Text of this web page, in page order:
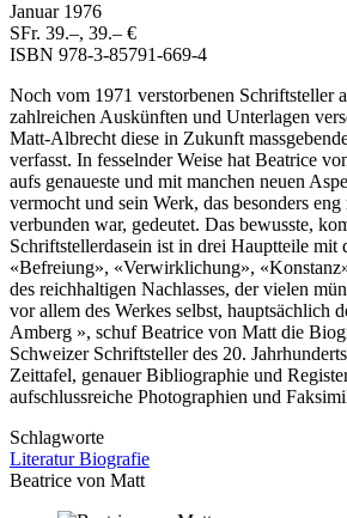
Januar 1976
SFr. 39.–, 39.– €
ISBN 978-3-85791-669-4
Noch vom 1971 verstorbenen Schriftsteller
zahlreichen Auskünften und Unterlagen
Matt-Albrecht diese in Zukunft
verfasst. In fesselnder Weise hat Beatrice
aufs genaueste und mit manchen neuen
vermocht und sein Werk, das besonders
verbunden war, gedeutet. Das bewusste,
Schriftstellerdasein ist in drei Hauptteile mit
«Befreiung», «Verwirklichung»,
des reichhaltigen Nachlasses, der vielen
vor allem des Werkes selbst, hauptsächlich
Amberg », schuf Beatrice von Matt die
Schweizer Schriftsteller des 20.
Zeittafel, genauer Bibliographie und
aufschlussreiche Photographien und
Schlagworte
LiteraturBiografie
Beatrice von Matt